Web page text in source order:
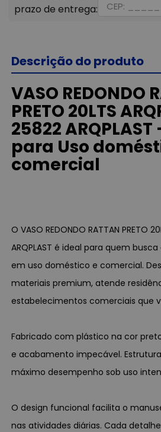
Descrição do produto
VASO REDONDO
PRETO 20LTS
25822
para Uso
comercial
O VASO REDONDO RATTAN PRETO
ARQPLAST é ideal para quem
em uso doméstico e comercial.
materiais premium, atende
estabelecimentos comerciais que
Fabricado com plástico na cor
e acabamento impecável.
máximo desempenho sob uso
O design funcional facilita o
nas atividades diárias. Cada